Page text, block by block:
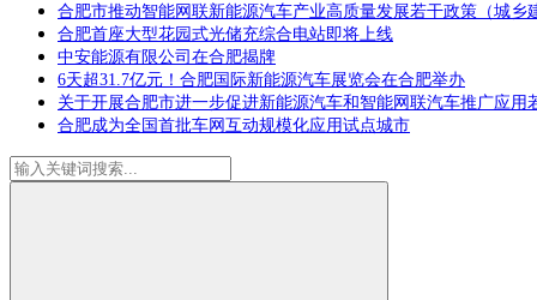
合肥市推动智能网联新能源汽车产业高质量发展若干政策（城乡
合肥首座大型花园式光储充综合电站即将上线
中安能源有限公司在合肥揭牌
6天超31.7亿元！合肥国际新能源汽车展览会在合肥举办
关于开展合肥市进一步促进新能源汽车和智能网联汽车推广应用
合肥成为全国首批车网互动规模化应用试点城市